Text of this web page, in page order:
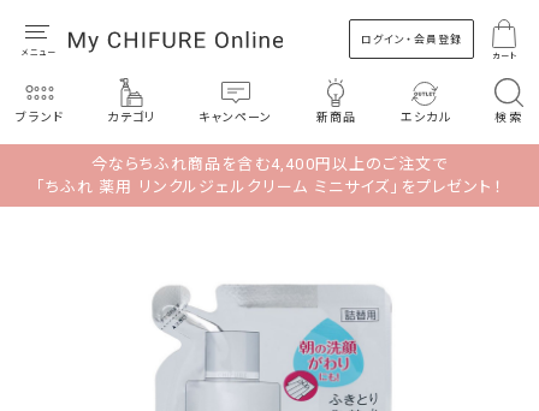
ログイン・会員登録
カート
ブランド カテゴリ キャンペーン 新商品 エシカル 検索
今ならちふれ商品を含む4,400円以上のご注文で
「ちふれ 薬用 リンクルジェルクリーム ミニサイズ」をプレゼント！